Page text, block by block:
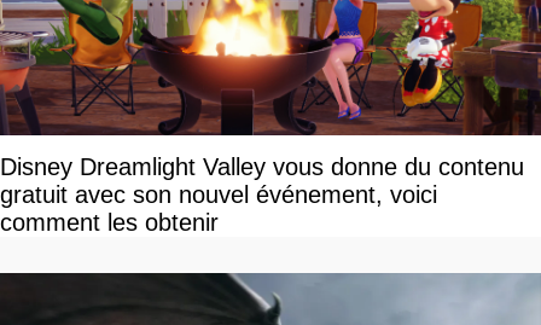
Disney Dreamlight Valley vous donne du contenu
gratuit avec son nouvel événement, voici
comment les obtenir